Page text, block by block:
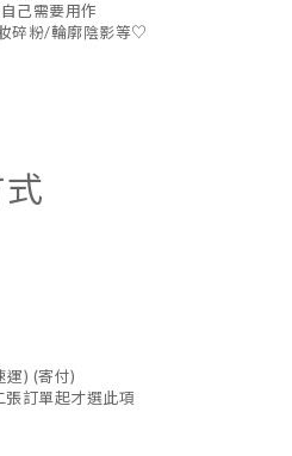
己需要用作
碎粉/輪廓陰影等♡
運) (寄付)
訂單起才選此項